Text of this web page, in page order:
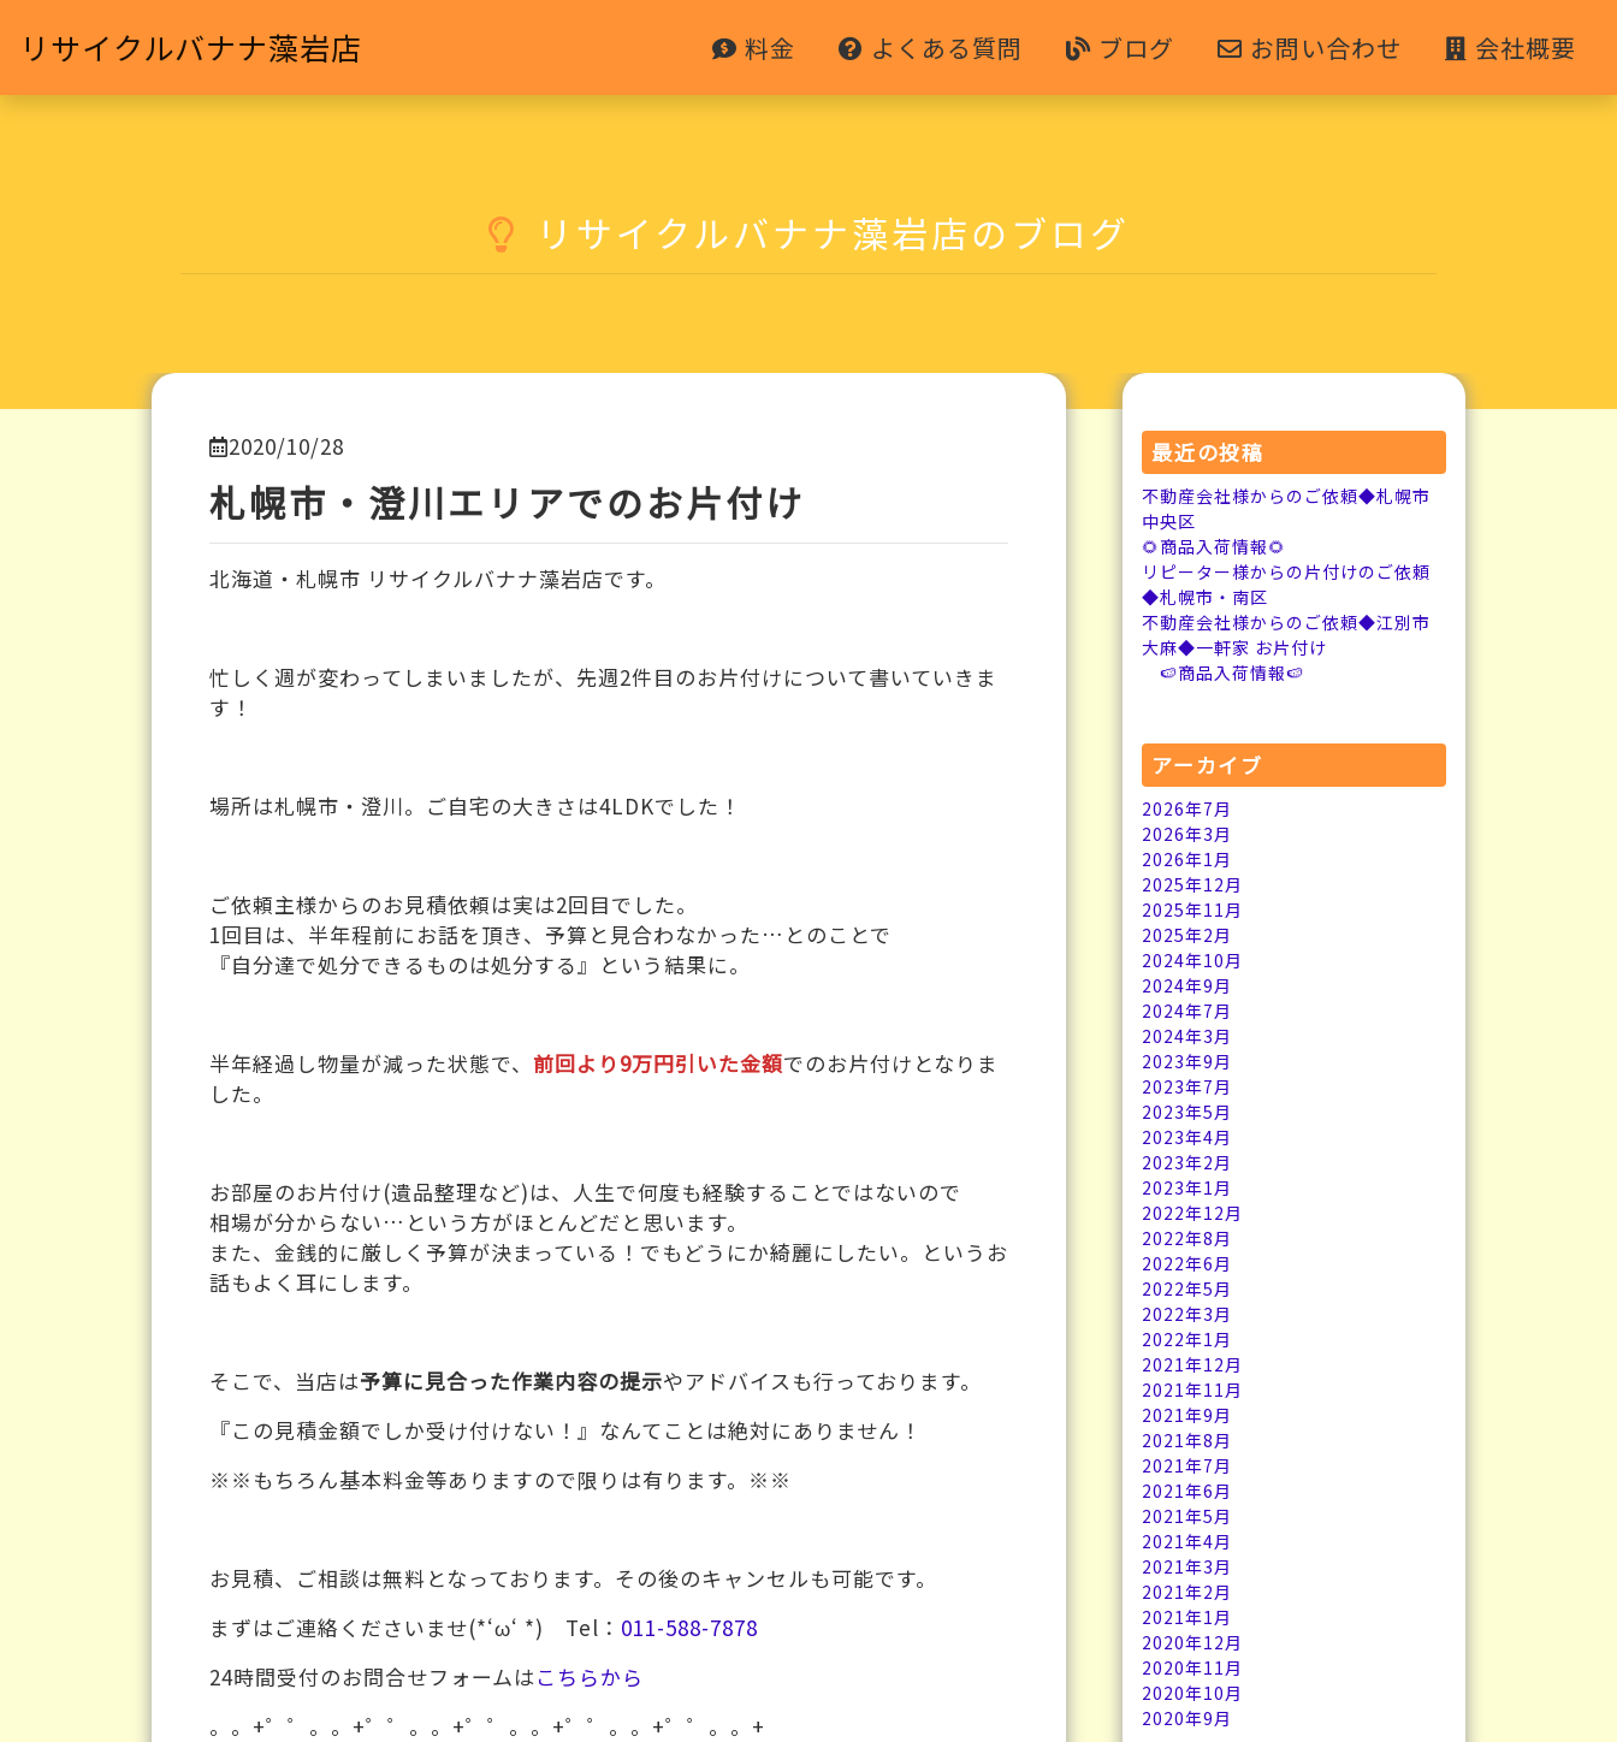
リサイクルバナナ藻岩店 料金 よくある質問 ブログ お問い合わせ 会社概要
リサイクルバナナ藻岩店のブログ
2020/10/28
札幌市・澄川エリアでのお片付け
北海道・札幌市 リサイクルバナナ藻岩店です。
忙しく週が変わってしまいましたが、先週2件目のお片付けについて書いていきま
す！
場所は札幌市・澄川。ご自宅の大きさは4LDKでした！
ご依頼主様からのお見積依頼は実は2回目でした。
1回目は、半年程前にお話を頂き、予算と見合わなかった…とのことで
『自分達で処分できるものは処分する』という結果に。
半年経過し物量が減った状態で、 前回より9万円引いた金額でのお片付けとなりま
した。
お部屋のお片付け(遺品整理など)は、人生で何度も経験することではないので
相場が分からない…という方がほとんどだと思います。
また、金銭的に厳しく予算が決まっている！でもどうにか綺麗にしたい。というお
話もよく耳にします。
そこで、当店は予算に見合った作業内容の提示やアドバイスも行っております。
『この見積金額でしか受け付けない！』なんてことは絶対にありません！
※※もちろん基本料金等ありますので限りは有ります。※※
お見積、ご相談は無料となっております。その後のキャンセルも可能です。
まずはご連絡くださいませ(*‘ω‘ *) Tel： 011-588-7878
24時間受付のお問合せフォームはこちらから
。。+゜゜。。+゜゜。。+゜゜。。+゜゜。。+゜゜。。+
最近の投稿
不動産会社様からのご依頼◆札幌市
中央区
🌻商品入荷情報🌻
リピーター様からの片付けのご依頼
◆札幌市・南区
不動産会社様からのご依頼◆江別市
大麻◆一軒家 お片付け
🍉商品入荷情報🍉
アーカイブ
2026年7月
2026年3月
2026年1月
2025年12月
2025年11月
2025年2月
2024年10月
2024年9月
2024年7月
2024年3月
2023年9月
2023年7月
2023年5月
2023年4月
2023年2月
2023年1月
2022年12月
2022年8月
2022年6月
2022年5月
2022年3月
2022年1月
2021年12月
2021年11月
2021年9月
2021年8月
2021年7月
2021年6月
2021年5月
2021年4月
2021年3月
2021年2月
2021年1月
2020年12月
2020年11月
2020年10月
2020年9月